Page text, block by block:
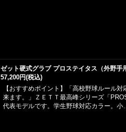
ゼット硬式グラブ プロステイタス（外野手
57,200円(税込)
【おすすめポイント】「高校野球ルール
来ます。」ＺＥＴＴ最高峰シリーズ「
代表モデルです。学生野球対応カラー。